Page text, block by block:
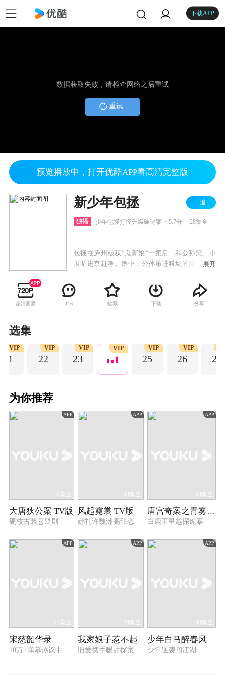
下载APP
数据获取失败，请检查网络之后重试
重试
预览播放中，打开优酷APP看高清完整版
新少年包拯 +追
独播 少年包拯打怪升级破谜案 5.7分 28集全
包拯在庐州破获“鬼新娘”一案后，和公孙策、小
展昭进京赶考。途中，公孙策进科场的浮票被一
的无极岛，在寻回浮票后入住无极客栈。自当晚
起，此地开始发生连环命案，而且每次案发前，
包拯都会收到一封幕后主使寄给他的匿名信，经
料在此地遭遇猫灵谜案，并意外与八贤王、庞太
师相遇，包拯随即发现猫灵谜案和多年前的狸猫
恶，莫见乎隐，莫显乎微，故君子慎其独也，他
将来要做的不仅是大公至正，还应守护人与真相
展开
超清画质 116 收藏 下载 分享
选集
21
VIP
22
VIP
23
VIP VIP
25
VIP
26
VIP
27
为你推荐
APP
30集全
大唐狄公案 TV版
硬核古装悬疑剧
APP
43集全
风起霓裳 TV版
娜扎许魏洲高甜恋
APP
34集全
唐宫奇案之青雾风鸣
白鹿王星越探诡案
APP
25集全
宋慈韶华录
10万+弹幕热议中
APP
24集全
我家娘子惹不起
旧爱携手暖甜探案
APP
40集全
少年白马醉春风
少年逆袭闯江湖